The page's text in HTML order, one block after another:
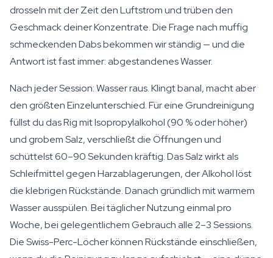
drosseln mit der Zeit den Luftstrom und trüben den
Geschmack deiner Konzentrate. Die Frage nach muffig
schmeckenden Dabs bekommen wir ständig — und die
Antwort ist fast immer: abgestandenes Wasser.
Nach jeder Session: Wasser raus. Klingt banal, macht aber
den größten Einzelunterschied. Für eine Grundreinigung
füllst du das Rig mit Isopropylalkohol (90 % oder höher)
und grobem Salz, verschließt die Öffnungen und
schüttelst 60–90 Sekunden kräftig. Das Salz wirkt als
Schleifmittel gegen Harzablagerungen, der Alkohol löst
die klebrigen Rückstände. Danach gründlich mit warmem
Wasser ausspülen. Bei täglicher Nutzung einmal pro
Woche, bei gelegentlichem Gebrauch alle 2–3 Sessions.
Die Swiss-Perc-Löcher können Rückstände einschließen,